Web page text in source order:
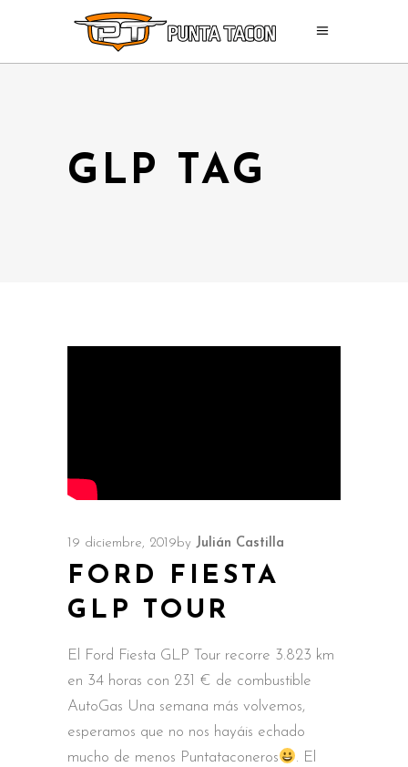
GLP TAG
19 diciembre, 2019 by Julián Castilla
FORD FIESTA
GLP TOUR
El Ford Fiesta GLP Tour recorre 3.823 km
en 34 horas con 231 € de combustible
AutoGas Una semana más volvemos,
esperamos que no nos hayáis echado
mucho de menos Puntataconeros
. El